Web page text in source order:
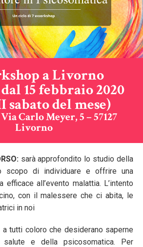
a Livorno
15 febbraio 2020
sabato del mese)
Carlo Meyer, 5 – 57127
Livorno
sarà approfondito lo studio della
scopo di individuare e offrire una
efficace all’evento malattia. L’intento
con il malessere che ci abita, le
in noi
a tutti coloro che desiderano saperne
e della psicosomatica. Per